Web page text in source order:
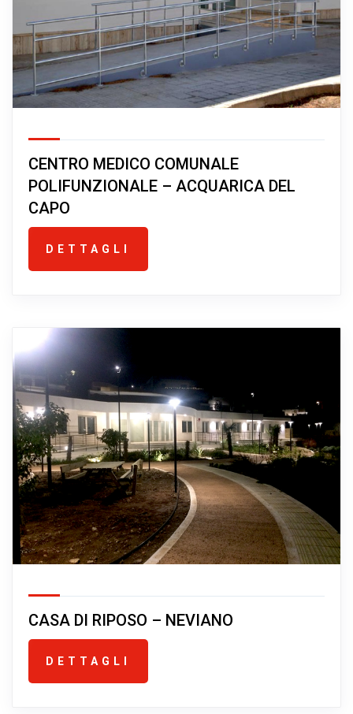
CENTRO MEDICO COMUNALE
POLIFUNZIONALE – ACQUARICA DEL
CAPO
DETTAGLI
CASA DI RIPOSO – NEVIANO
DETTAGLI